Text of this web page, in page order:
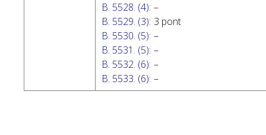
B. 5528. (4): –
B. 5529. (3): 3 pont
B. 5530. (5): –
B. 5531. (5): –
B. 5532. (6): –
B. 5533. (6): –